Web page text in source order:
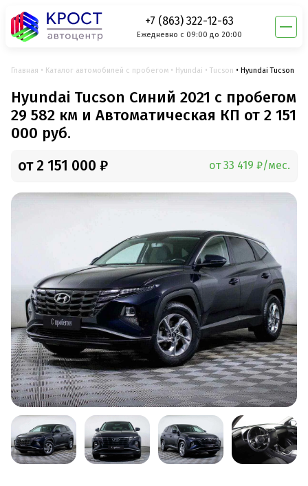
+7 (863) 322-12-63
Ежедневно с 09:00 до 20:00
Главная Каталог автомобилей с пробегом Hyundai Tucson Hyundai Tucson
Hyundai Tucson Синий 2021 с пробегом
29 582 км и Автоматическая КП от 2 151
000 руб.
от 2 151 000 ₽ от 33 419 ₽/мес.